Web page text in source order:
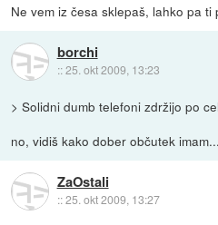
Ne vem iz česa sklepaš, lahko pa ti
borchi
::25. okt 2009, 13:23
> Solidni dumb telefoni zdržijo po
no, vidiš kako dober občutek imam...
ZaOstali
::25. okt 2009, 13:27